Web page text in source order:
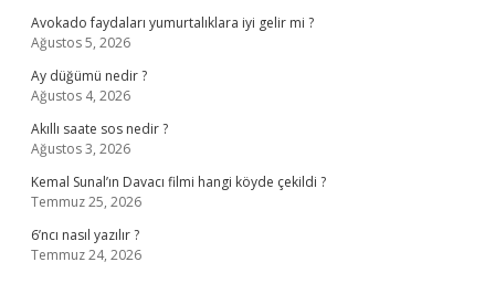
Avokado faydaları yumurtalıklara iyi gelir mi ?
Ağustos 5, 2026
Ay düğümü nedir ?
Ağustos 4, 2026
Akıllı saate sos nedir ?
Ağustos 3, 2026
Kemal Sunal’ın Davacı filmi hangi köyde çekildi ?
Temmuz 25, 2026
6’ncı nasıl yazılır ?
Temmuz 24, 2026